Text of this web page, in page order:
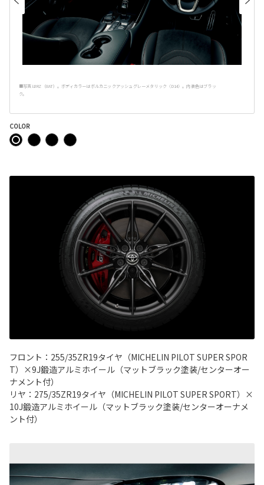
■写真はRZ（8AT）。ボディカラーはボルカニックアッシュグレーメタリック〈D14〉。内装色はブラッ
ク。
COLOR
フロント：255/35ZR19タイヤ（MICHELIN PILOT SUPER SPOR
T）×9J鍛造アルミホイール（マットブラック塗装/センターオー
ナメント付）
リヤ：275/35ZR19タイヤ（MICHELIN PILOT SUPER SPORT）×
10J鍛造アルミホイール（マットブラック塗装/センターオーナメ
ント付）